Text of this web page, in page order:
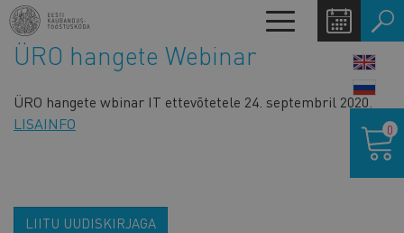
Liigu
edasi
põhisisu
Toggle
navigation
ÜRO hangete Webinar
ÜRO hangete wbinar IT ettevõtetele 24. septembril 2020.
LISAINFO
0
LIITU UUDISKIRJAGA